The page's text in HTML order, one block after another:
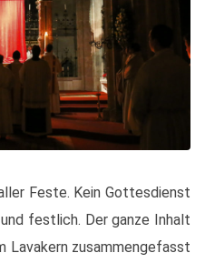
Feste. Kein Gottesdienst
festlich. Der ganze Inhalt
Lavakern zusammengefasst